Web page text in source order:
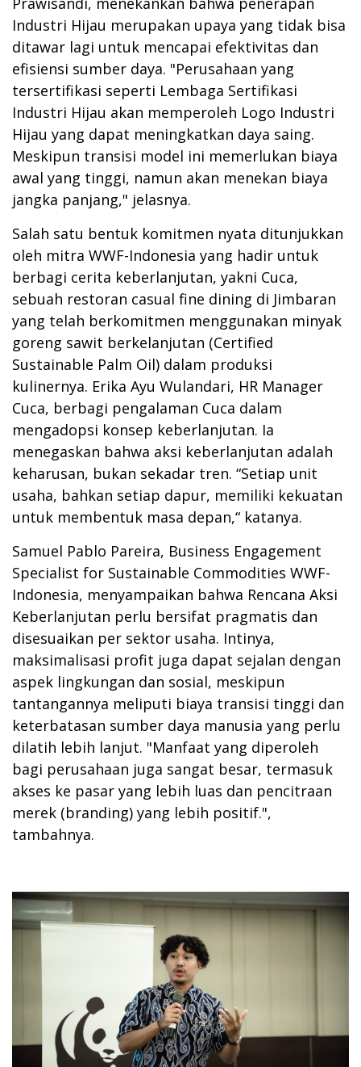
Industri Hijau merupakan upaya yang tidak bisa
ditawar lagi untuk mencapai efektivitas dan
efisiensi sumber daya. "Perusahaan yang
tersertifikasi seperti Lembaga Sertifikasi
Industri Hijau akan memperoleh Logo Industri
Hijau yang dapat meningkatkan daya saing.
Meskipun transisi model ini memerlukan biaya
awal yang tinggi, namun akan menekan biaya
jangka panjang," jelasnya.
Salah satu bentuk komitmen nyata ditunjukkan
oleh mitra WWF-Indonesia yang hadir untuk
berbagi cerita keberlanjutan, yakni Cuca,
sebuah restoran casual fine dining di Jimbaran
yang telah berkomitmen menggunakan minyak
goreng sawit berkelanjutan (Certified
Sustainable Palm Oil) dalam produksi
kulinernya. Erika Ayu Wulandari, HR Manager
Cuca, berbagi pengalaman Cuca dalam
mengadopsi konsep keberlanjutan. Ia
menegaskan bahwa aksi keberlanjutan adalah
keharusan, bukan sekadar tren. “Setiap unit
usaha, bahkan setiap dapur, memiliki kekuatan
untuk membentuk masa depan,“ katanya.
Samuel Pablo Pareira, Business Engagement
Specialist for Sustainable Commodities WWF-
Indonesia, menyampaikan bahwa Rencana Aksi
Keberlanjutan perlu bersifat pragmatis dan
disesuaikan per sektor usaha. Intinya,
maksimalisasi profit juga dapat sejalan dengan
aspek lingkungan dan sosial, meskipun
tantangannya meliputi biaya transisi tinggi dan
keterbatasan sumber daya manusia yang perlu
dilatih lebih lanjut. "Manfaat yang diperoleh
bagi perusahaan juga sangat besar, termasuk
akses ke pasar yang lebih luas dan pencitraan
merek (branding) yang lebih positif.",
tambahnya.